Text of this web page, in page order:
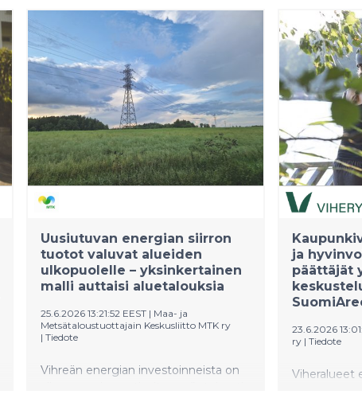
rekrytoitiin kesäkuussa merkittävästi
enemmän kuin vuosi sitten.
Rekrytoinnit eivät pysähdy
kesälläkään, joten nyt on mainettaan
parempi aika hakea töitä ja tekijöitä.
(vihr.)
sen jälkeen,
Antti
tituleerattu
(Ilta-
säästöjen
Uusiutuvan energian siirron
tuotot valuvat alueiden
ulkopuolelle – yksinkertainen
malli auttaisi aluetalouksia
25.6.2026 13:21:52 EEST | Maa- ja
Metsätaloustuottajain Keskusliitto MTK ry
| Tiedote
Vihreän energian investoinneista on
ja
päättäjät
23.6.2026
ry | Tiedote
Viheralueet